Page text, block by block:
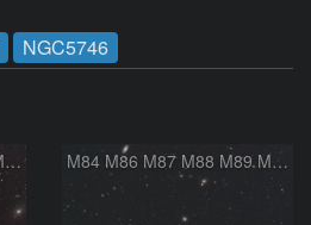
NGC5746
M58 M84 M86 M87 M89 M90 マルカリアンの銀河鎖 おとめ座 かみのけ座 M84 M86 M87 M88 M89 M90 M91 マルカリアンの銀河鎖 おとめ座 かみのけ座